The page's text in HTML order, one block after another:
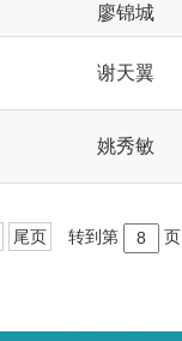
廖锦城
谢天翼
姚秀敏
尾页 转到第 页